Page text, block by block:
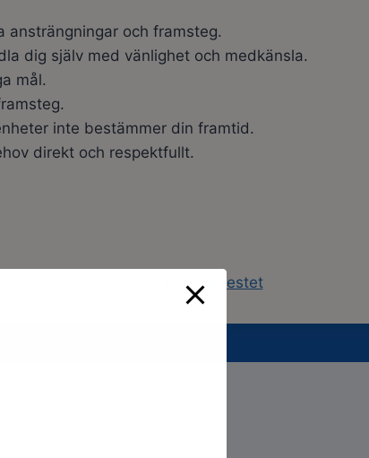
ansträngningar och framsteg.
dig själv med vänlighet och medkänsla.
mål.
inte bestämmer din framtid.
direkt och respektfullt.
Tryck här för att komma till testet